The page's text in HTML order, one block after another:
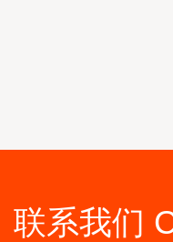
联系我们